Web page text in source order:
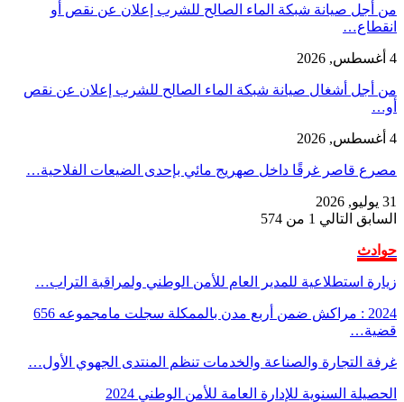
من أجل صيانة شبكة الماء الصالح للشرب إعلان عن نقص أو
انقطاع…
4 أغسطس, 2026
من أجل أشغال صيانة شبكة الماء الصالح للشرب إعلان عن نقص
أو…
4 أغسطس, 2026
مصرع قاصر غرقًا داخل صهريج مائي بإحدى الضيعات الفلاحية…
31 يوليو, 2026
السابق التالي 1 من 574
حوادث
زيارة استطلاعية للمدير العام للأمن الوطني ولمراقبة التراب…
2024 : مراكش ضمن أربع مدن بالممكلة سجلت مامجموعه 656
قضية…
غرفة التجارة والصناعة والخدمات تنظم المنتدى الجهوي الأول…
الحصيلة السنوية للإدارة العامة للأمن الوطني 2024